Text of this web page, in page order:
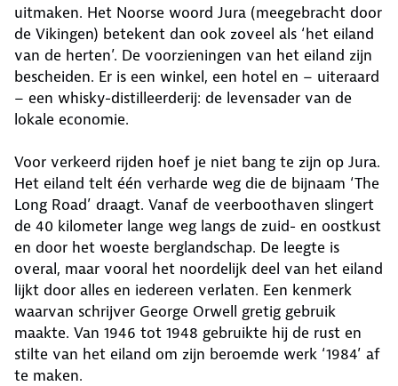
uitmaken. Het Noorse woord Jura (meegebracht door
de Vikingen) betekent dan ook zoveel als ‘het eiland
van de herten’. De voorzieningen van het eiland zijn
bescheiden. Er is een winkel, een hotel en – uiteraard
– een whisky-distilleerderij: de levensader van de
lokale economie.
Voor verkeerd rijden hoef je niet bang te zijn op Jura.
Het eiland telt één verharde weg die de bijnaam ‘The
Long Road’ draagt. Vanaf de veerboothaven slingert
de 40 kilometer lange weg langs de zuid- en oostkust
en door het woeste berglandschap. De leegte is
overal, maar vooral het noordelijk deel van het eiland
lijkt door alles en iedereen verlaten. Een kenmerk
waarvan schrijver George Orwell gretig gebruik
maakte. Van 1946 tot 1948 gebruikte hij de rust en
stilte van het eiland om zijn beroemde werk ‘1984’ af
te maken.